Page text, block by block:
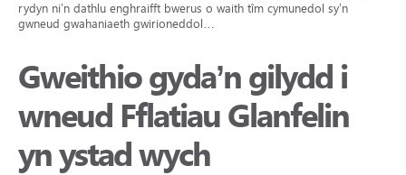
rydyn ni’n dathlu enghraifft bwerus o waith tîm cymunedol sy’n
gwneud gwahaniaeth gwirioneddol…
Gweithio gyda’n gilydd i
wneud Fflatiau Glanfelin
yn ystad wych